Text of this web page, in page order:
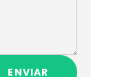
ENVIAR